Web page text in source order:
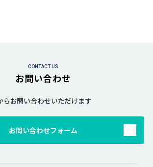
CONTACT US
お問い合わせ
らお問い合わせいただけます
お問い合わせフォーム